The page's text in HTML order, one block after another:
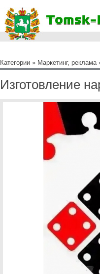
Категории » Маркетинг, реклама
Изготовление